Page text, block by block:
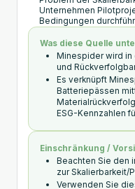
Unternehmen
Bedingungen
Was diese Quelle
Minespider wird in
und
Es verknüpft
Batteriepässen
ESG-Kennzahlen
Einschränkung /
Beachten Sie den
zur Skalierbarkeit/
Verwenden Sie